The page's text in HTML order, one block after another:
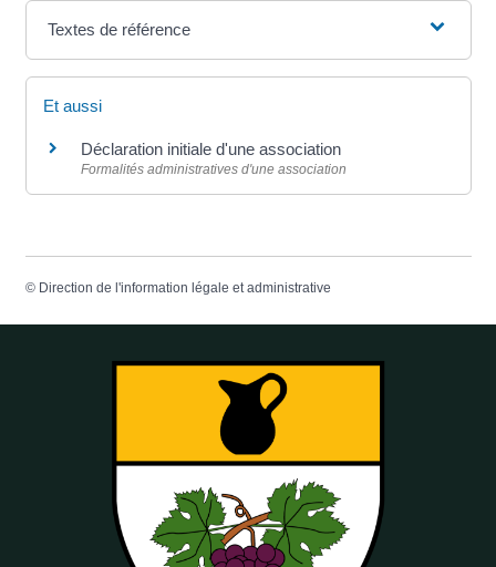
Textes de référence
Et aussi
Déclaration initiale d'une association
Formalités administratives d'une association
© Direction de l'information légale et administrative